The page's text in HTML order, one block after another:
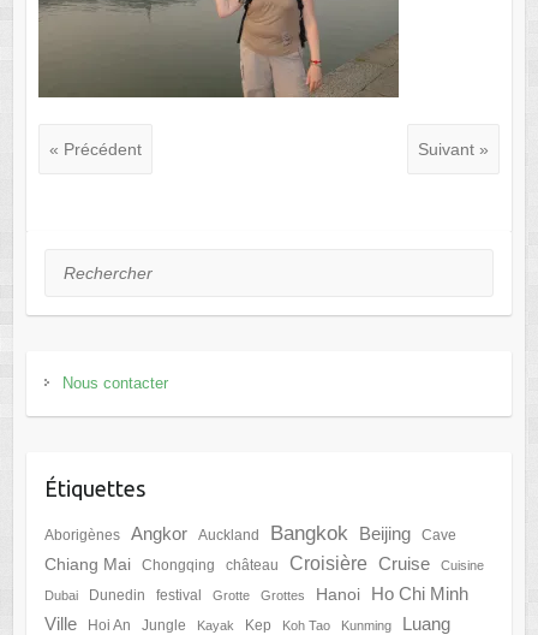
« Précédent Suivant »
Rechercher
Nous contacter
Étiquettes
Aborigènes Angkor Auckland Bangkok Beijing Cave
Chiang Mai Chongqing château Croisière Cruise Cuisine
Dubai Dunedin festival Grotte Grottes Hanoi
Ho Chi Minh
Ville
Hoi An Jungle Kayak Kep Koh Tao Kunming
Luang